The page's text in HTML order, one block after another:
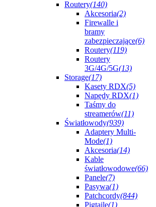
Routery(140)
Akcesoria(2)
Firewalle i
bramy
zabezpieczające(6)
Routery(119)
Routery
3G/4G/5G(13)
Storage(17)
Kasety RDX(5)
Napędy RDX(1)
Taśmy do
streamerów(11)
Światłowody(939)
Adaptery Multi-
Mode(1)
Akcesoria(14)
Kable
światłowodowe(66)
Panele(7)
Pasywa(1)
Patchcordy(844)
Pigtaile(1)